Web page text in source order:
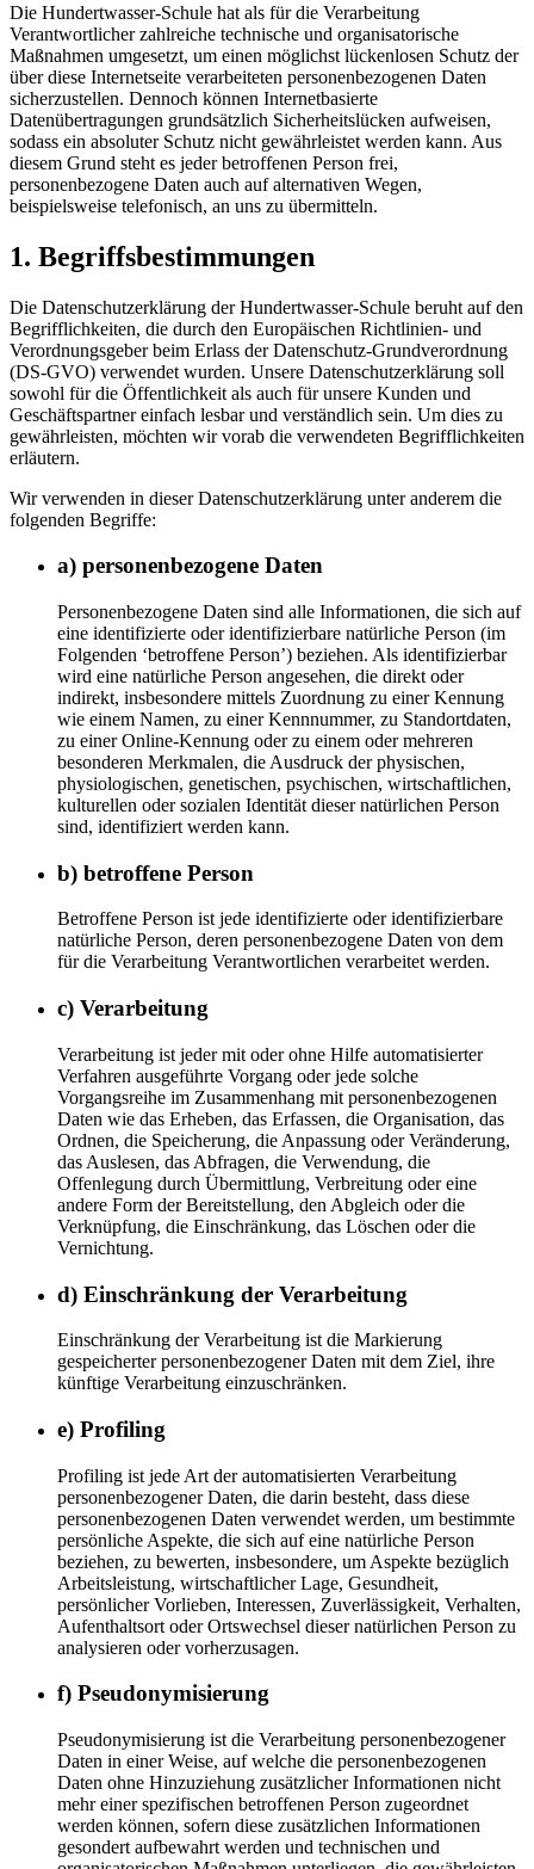
Die Hundertwasser-Schule hat als für die Verarbeitung
Verantwortlicher zahlreiche technische und organisatorische
Maßnahmen umgesetzt, um einen möglichst lückenlosen Schutz der
über diese Internetseite verarbeiteten personenbezogenen Daten
sicherzustellen. Dennoch können Internetbasierte
Datenübertragungen grundsätzlich Sicherheitslücken aufweisen,
sodass ein absoluter Schutz nicht gewährleistet werden kann. Aus
diesem Grund steht es jeder betroffenen Person frei,
personenbezogene Daten auch auf alternativen Wegen,
beispielsweise telefonisch, an uns zu übermitteln.
1. Begriffsbestimmungen
Die Datenschutzerklärung der Hundertwasser-Schule beruht auf den
Begrifflichkeiten, die durch den Europäischen Richtlinien- und
Verordnungsgeber beim Erlass der Datenschutz-Grundverordnung
(DS-GVO) verwendet wurden. Unsere Datenschutzerklärung soll
sowohl für die Öffentlichkeit als auch für unsere Kunden und
Geschäftspartner einfach lesbar und verständlich sein. Um dies zu
gewährleisten, möchten wir vorab die verwendeten Begrifflichkeiten
erläutern.
Wir verwenden in dieser Datenschutzerklärung unter anderem die
folgenden Begriffe:
a) personenbezogene Daten
Personenbezogene Daten sind alle Informationen, die sich auf
eine identifizierte oder identifizierbare natürliche Person (im
Folgenden ‘betroffene Person’) beziehen. Als identifizierbar
wird eine natürliche Person angesehen, die direkt oder
indirekt, insbesondere mittels Zuordnung zu einer Kennung
wie einem Namen, zu einer Kennnummer, zu Standortdaten,
zu einer Online-Kennung oder zu einem oder mehreren
besonderen Merkmalen, die Ausdruck der physischen,
physiologischen, genetischen, psychischen, wirtschaftlichen,
kulturellen oder sozialen Identität dieser natürlichen Person
sind, identifiziert werden kann.
b) betroffene Person
Betroffene Person ist jede identifizierte oder identifizierbare
natürliche Person, deren personenbezogene Daten von dem
für die Verarbeitung Verantwortlichen verarbeitet werden.
c) Verarbeitung
Verarbeitung ist jeder mit oder ohne Hilfe automatisierter
Verfahren ausgeführte Vorgang oder jede solche
Vorgangsreihe im Zusammenhang mit personenbezogenen
Daten wie das Erheben, das Erfassen, die Organisation, das
Ordnen, die Speicherung, die Anpassung oder Veränderung,
das Auslesen, das Abfragen, die Verwendung, die
Offenlegung durch Übermittlung, Verbreitung oder eine
andere Form der Bereitstellung, den Abgleich oder die
Verknüpfung, die Einschränkung, das Löschen oder die
Vernichtung.
d) Einschränkung der Verarbeitung
Einschränkung der Verarbeitung ist die Markierung
gespeicherter personenbezogener Daten mit dem Ziel, ihre
künftige Verarbeitung einzuschränken.
e) Profiling
Profiling ist jede Art der automatisierten Verarbeitung
personenbezogener Daten, die darin besteht, dass diese
personenbezogenen Daten verwendet werden, um bestimmte
persönliche Aspekte, die sich auf eine natürliche Person
beziehen, zu bewerten, insbesondere, um Aspekte bezüglich
Arbeitsleistung, wirtschaftlicher Lage, Gesundheit,
persönlicher Vorlieben, Interessen, Zuverlässigkeit, Verhalten,
Aufenthaltsort oder Ortswechsel dieser natürlichen Person zu
analysieren oder vorherzusagen.
f) Pseudonymisierung
Pseudonymisierung ist die Verarbeitung personenbezogener
Daten in einer Weise, auf welche die personenbezogenen
Daten ohne Hinzuziehung zusätzlicher Informationen nicht
mehr einer spezifischen betroffenen Person zugeordnet
werden können, sofern diese zusätzlichen Informationen
gesondert aufbewahrt werden und technischen und